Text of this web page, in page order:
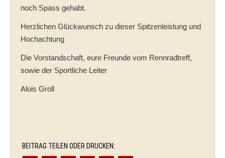
noch Spass gehabt.
Herzlichen Glückwunsch zu dieser Spitzenleistung und
Hochachtung
Die Vorstandschaft, eure Freunde vom Rennradtreff,
sowie der Sportliche Leiter
Alois Groll
BEITRAG TEILEN ODER DRUCKEN: